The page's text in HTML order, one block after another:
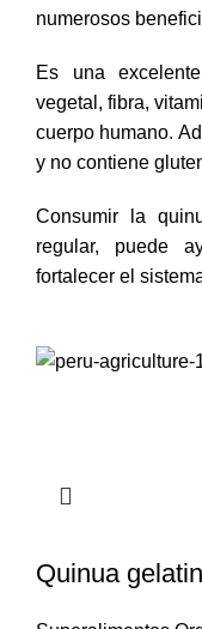
numerosos
Es una
vegetal, fibra,
cuerpo humano.
y no contiene
Consumir la
regular, puede
fortalecer el
Quinua